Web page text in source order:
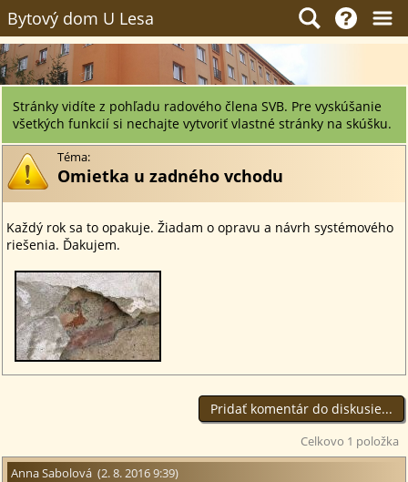
Bytový dom U Lesa
Stránky vidíte z pohľadu radového člena SVB. Pre vyskúšanie
všetkých funkcií si nechajte vytvoriť vlastné stránky na skúšku.
Téma:
Omietka u zadného vchodu
Celkovo 1 položka
Anna Sabolová (2. 8. 2016 9:39)